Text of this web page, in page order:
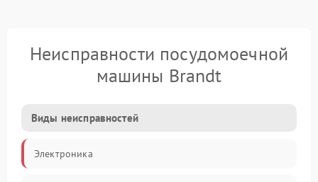
Неисправности посудомоечной
машины Brandt
Виды неисправностей
Электроника